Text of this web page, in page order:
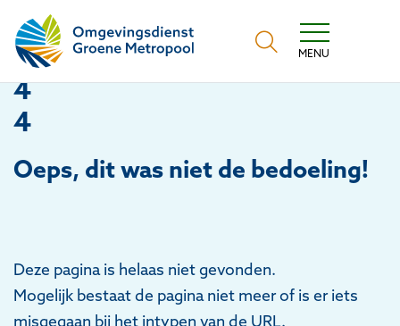
Omgevingsdienst Groene Metropool
MENU
4
4
Oeps, dit was niet de bedoeling!
Deze pagina is helaas niet gevonden.
Mogelijk bestaat de pagina niet meer of is er iets
misgegaan bij het intypen van de URL.